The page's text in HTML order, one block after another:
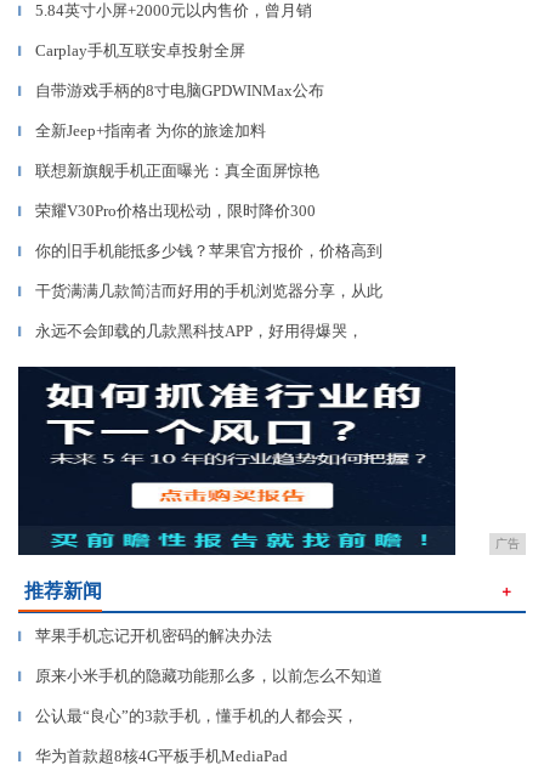
▎ 5.84英寸小屏+2000元以内售价，曾月销
▎ Carplay手机互联安卓投射全屏
▎ 自带游戏手柄的8寸电脑GPDWINMax公布
▎ 全新Jeep+指南者 为你的旅途加料
▎ 联想新旗舰手机正面曝光：真全面屏惊艳
▎ 荣耀V30Pro价格出现松动，限时降价300
▎ 你的旧手机能抵多少钱？苹果官方报价，价格高到
▎ 干货满满几款简洁而好用的手机浏览器分享，从此
▎ 永远不会卸载的几款黑科技APP，好用得爆哭，
广告
推荐新闻 ＋
▎ 苹果手机忘记开机密码的解决办法
▎ 原来小米手机的隐藏功能那么多，以前怎么不知道
▎ 公认最“良心”的3款手机，懂手机的人都会买，
▎ 华为首款超8核4G平板手机MediaPad